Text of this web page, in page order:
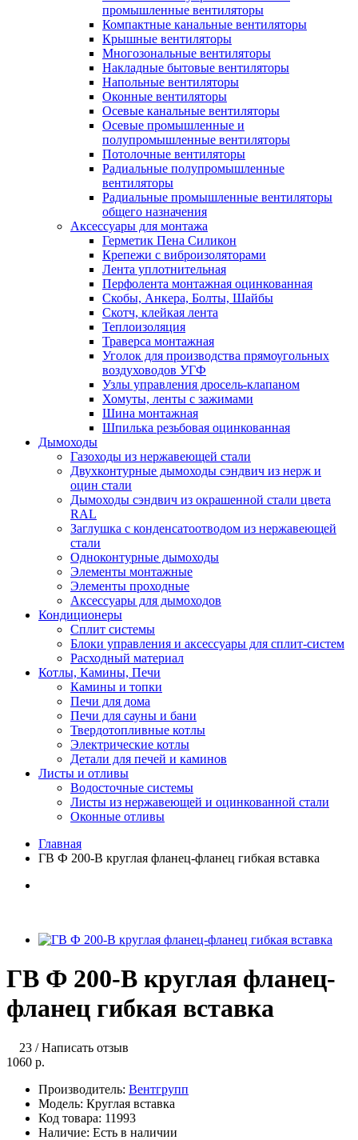
промышленные вентиляторы
Компактные канальные вентиляторы
Крышные вентиляторы
Многозональные вентиляторы
Накладные бытовые вентиляторы
Напольные вентиляторы
Оконные вентиляторы
Осевые канальные вентиляторы
Осевые промышленные и
полупромышленные вентиляторы
Потолочные вентиляторы
Радиальные полупромышленные
вентиляторы
Радиальные промышленные вентиляторы
общего назначения
Аксессуары для монтажа
Герметик Пена Силикон
Крепежи с виброизоляторами
Лента уплотнительная
Перфолента монтажная оцинкованная
Скобы, Анкера, Болты, Шайбы
Скотч, клейкая лента
Теплоизоляция
Траверса монтажная
Уголок для производства прямоугольных
воздуховодов УГФ
Узлы управления дросель-клапаном
Хомуты, ленты с зажимами
Шина монтажная
Шпилька резьбовая оцинкованная
Дымоходы
Газоходы из нержавеющей стали
Двухконтурные дымоходы сэндвич из нерж и
оцин стали
Дымоходы сэндвич из окрашенной стали цвета
RAL
Заглушка с конденсатоотводом из нержавеющей
стали
Одноконтурные дымоходы
Элементы монтажные
Элементы проходные
Аксессуары для дымоходов
Кондиционеры
Сплит системы
Блоки управления и аксессуары для сплит-систем
Расходный материал
Котлы, Камины, Печи
Камины и топки
Печи для дома
Печи для сауны и бани
Твердотопливные котлы
Электрические котлы
Детали для печей и каминов
Листы и отливы
Водосточные системы
Листы из нержавеющей и оцинкованной стали
Оконные отливы
Главная
ГВ Ф 200-B круглая фланец-фланец гибкая вставка
ГВ Ф 200-B круглая фланец-
фланец гибкая вставка
23 /Написать отзыв
1060 р.
Производитель: Вентгрупп
Модель: Круглая вставка
Код товара: 11993
Наличие: Есть в наличии